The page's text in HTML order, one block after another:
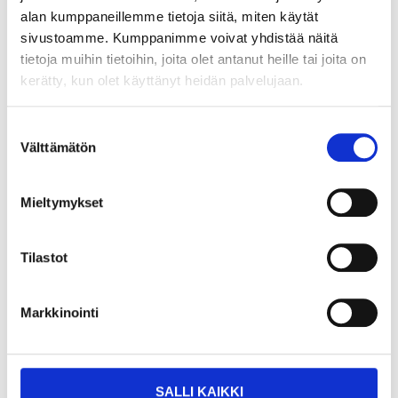
alan kumppaneillemme tietoja siitä, miten käytät
sivustoamme. Kumppanimme voivat yhdistää näitä
tietoja muihin tietoihin, joita olet antanut heille tai joita on
kerätty, kun olet käyttänyt heidän palvelujaan.
valinta
Välttämätön
Mieltymykset
Tilastot
Markkinointi
SALLI KAIKKI
Tilapäisesti loppu verkkokaupasta
11 55